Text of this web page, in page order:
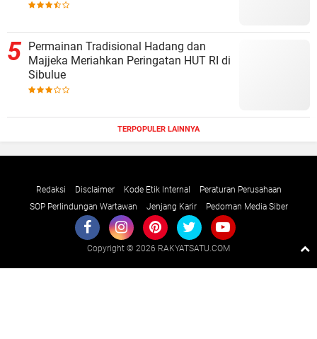
Permainan Tradisional Hadang dan
Majjeka Meriahkan Peringatan HUT RI di
Sibulue
TERPOPULER LAINNYA
Redaksi Disclaimer Kode Etik Internal
Peraturan Perusahaan
SOP Perlindungan Wartawan
Jenjang Karir Pedoman Media Siber
Copyright © 2026 RAKYATSATU.COM
Raushan